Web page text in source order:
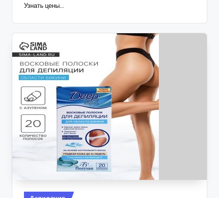
Узнать цены...